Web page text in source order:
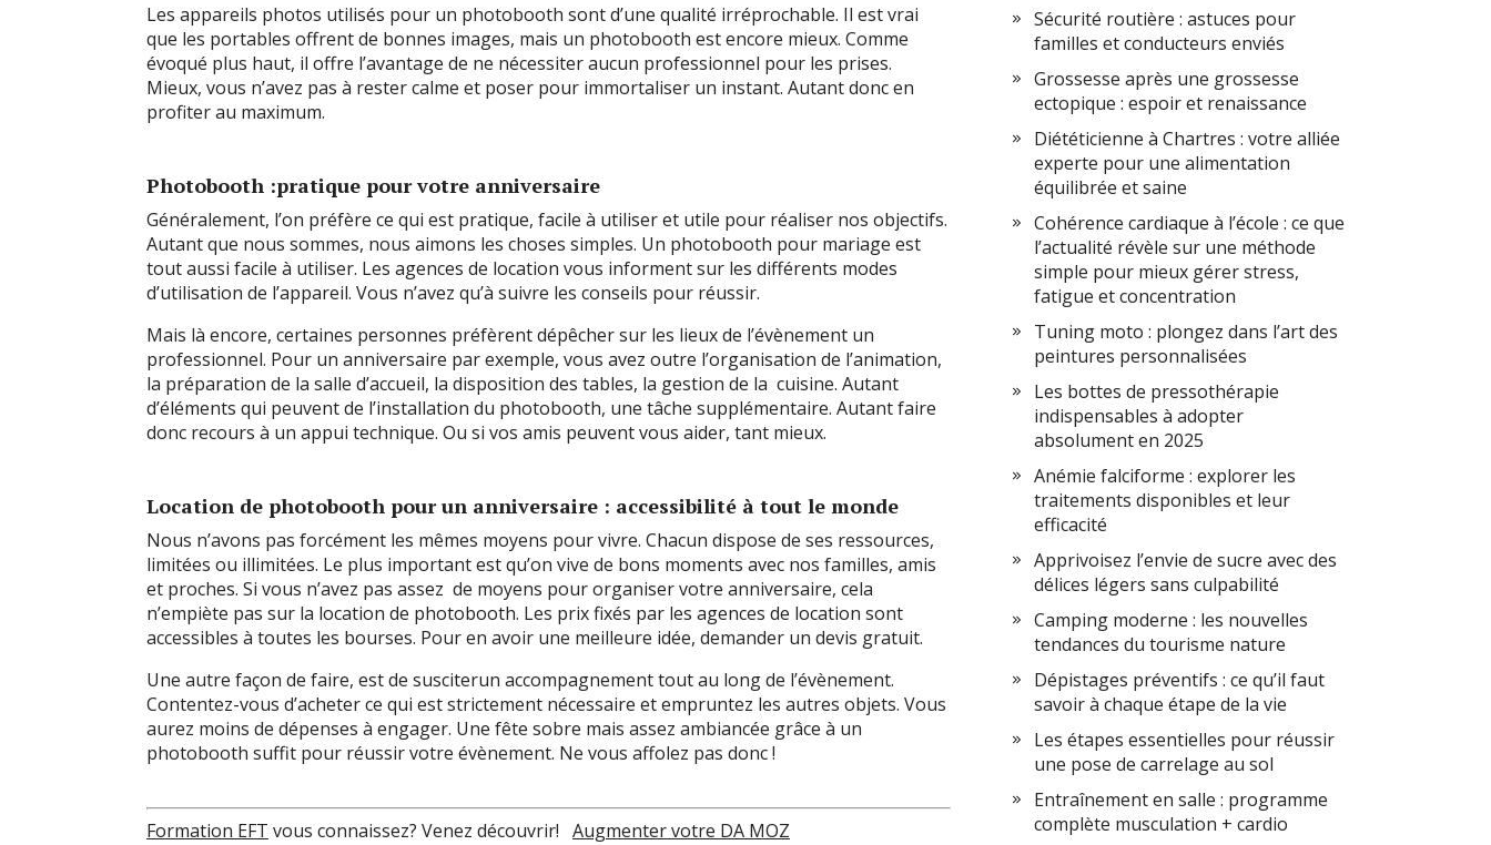
Les appareils photos utilisés pour un photobooth sont d’une qualité irréprochable. Il est vrai
que les portables offrent de bonnes images, mais un photobooth est encore mieux. Comme
évoqué plus haut, il offre l’avantage de ne nécessiter aucun professionnel pour les prises.
Mieux, vous n’avez pas à rester calme et poser pour immortaliser un instant. Autant donc en
profiter au maximum.
Photobooth :pratique pour votre anniversaire
Généralement, l’on préfère ce qui est pratique, facile à utiliser et utile pour réaliser nos objectifs.
Autant que nous sommes, nous aimons les choses simples. Un photobooth pour mariage est
tout aussi facile à utiliser. Les agences de location vous informent sur les différents modes
d’utilisation de l’appareil. Vous n’avez qu’à suivre les conseils pour réussir.
Mais là encore, certaines personnes préfèrent dépêcher sur les lieux de l’évènement un
professionnel. Pour un anniversaire par exemple, vous avez outre l’organisation de l’animation,
la préparation de la salle d’accueil, la disposition des tables, la gestion de la cuisine. Autant
d’éléments qui peuvent de l’installation du photobooth, une tâche supplémentaire. Autant faire
donc recours à un appui technique. Ou si vos amis peuvent vous aider, tant mieux.
Location de photobooth pour un anniversaire : accessibilité à tout le monde
Nous n’avons pas forcément les mêmes moyens pour vivre. Chacun dispose de ses ressources,
limitées ou illimitées. Le plus important est qu’on vive de bons moments avec nos familles, amis
et proches. Si vous n’avez pas assez de moyens pour organiser votre anniversaire, cela
n’empiète pas sur la location de photobooth. Les prix fixés par les agences de location sont
accessibles à toutes les bourses. Pour en avoir une meilleure idée, demander un devis gratuit.
Une autre façon de faire, est de susciterun accompagnement tout au long de l’évènement.
Contentez-vous d’acheter ce qui est strictement nécessaire et empruntez les autres objets. Vous
aurez moins de dépenses à engager. Une fête sobre mais assez ambiancée grâce à un
photobooth suffit pour réussir votre évènement. Ne vous affolez pas donc !
Formation EFT vous connaissez? Venez découvrir! Augmenter votre DA MOZ
Sécurité routière : astuces pour
familles et conducteurs enviés
Grossesse après une grossesse
ectopique : espoir et renaissance
Diététicienne à Chartres : votre alliée
experte pour une alimentation
équilibrée et saine
Cohérence cardiaque à l’école : ce que
l’actualité révèle sur une méthode
simple pour mieux gérer stress,
fatigue et concentration
Tuning moto : plongez dans l’art des
peintures personnalisées
Les bottes de pressothérapie
indispensables à adopter
absolument en 2025
Anémie falciforme : explorer les
traitements disponibles et leur
efficacité
Apprivoisez l’envie de sucre avec des
délices légers sans culpabilité
Camping moderne : les nouvelles
tendances du tourisme nature
Dépistages préventifs : ce qu’il faut
savoir à chaque étape de la vie
Les étapes essentielles pour réussir
une pose de carrelage au sol
Entraînement en salle : programme
complète musculation + cardio